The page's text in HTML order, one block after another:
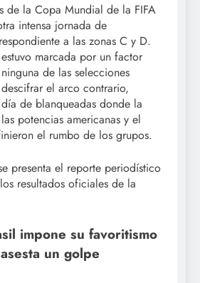
de la Copa Mundial de la FIFA
intensa jornada de
a las zonas C y D.
marcada por un factor
de las selecciones
el arco contrario,
de blanqueadas donde la
potencias americanas y el
el rumbo de los grupos.
presenta el reporte periodístico
resultados oficiales de la
impone su favoritismo
un golpe